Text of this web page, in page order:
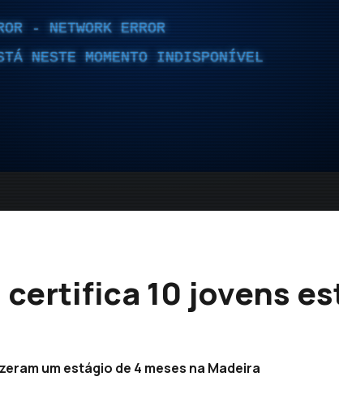
- NETWORK ERROR
NESTE MOMENTO INDISPONÍVEL
certifica 10 jovens
um estágio de 4 meses na Madeira